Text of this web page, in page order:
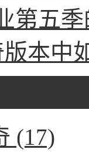
第五
版本中
(17)